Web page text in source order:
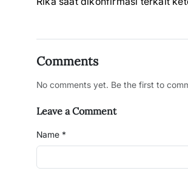
Comments
No comments yet. Be the first to
Leave a Comment
Name *